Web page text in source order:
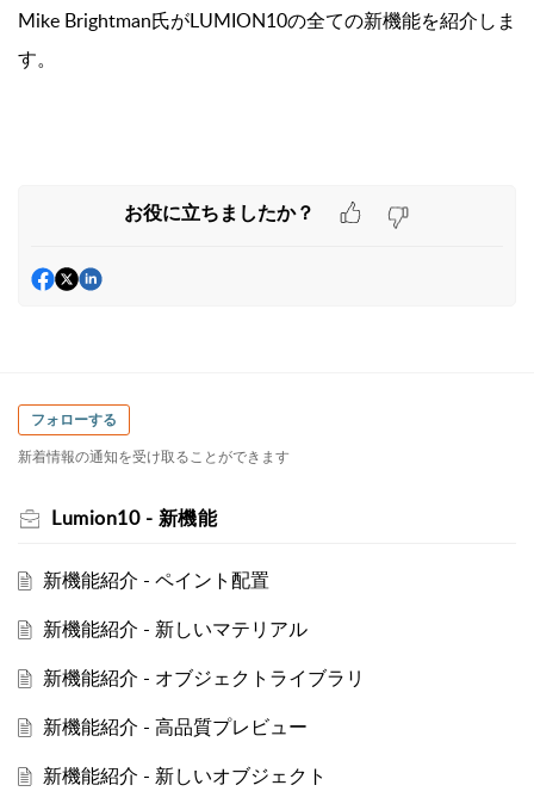
Mike Brightman氏がLUMION10の全ての新機能を紹介しま
す。
お役に立ちましたか？
フォローする
新着情報の通知を受け取ることができます
Lumion10 - 新機能
新機能紹介 - ペイント配置
新機能紹介 - 新しいマテリアル
新機能紹介 - オブジェクトライブラリ
新機能紹介 - 高品質プレビュー
新機能紹介 - 新しいオブジェクト